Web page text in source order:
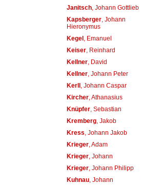
Janitsch, Johann Gottlieb
Kapsberger, Johann
Hieronymus
Kegel, Emanuel
Keiser, Reinhard
Kellner, David
Kellner, Johann Peter
Kerll, Johann Caspar
Kircher, Athanasius
Knüpfer, Sebastian
Kremberg, Jakob
Kress , Johann Jakob
Krieger, Adam
Krieger, Johann
Krieger, Johann Philipp
Kuhnau, Johann